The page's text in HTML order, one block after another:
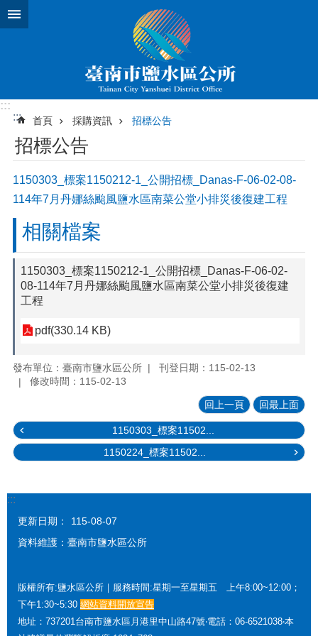
跳到主要內容區塊
:::
:::
首頁 採購資訊 招標公告
招標公告
1150303_標案1150212-1_公開招標_Danas-F-06-02-08-
114年7月丹娜絲颱風鹽水區南菜公堂小排災後復建工程
相關檔案
1150303_標案1150212-1_公開招標_Danas-F-06-02-
08-114年7月丹娜絲颱風鹽水區南菜公堂小排災後復建
工程
pdf(330.14 KB)
發布單位：臺南市鹽水區公所
刊登日期：115-02-13
修改時間：115-02-13
回上一頁 回最上面
1150303_標案11502...
1150224_標案11502...
:::
更新日期：
115-08-07
資料維護：臺南市鹽水區公所
版權所有:鹽水區公所｜服務時間:星期一至星期五 上午8:00~12:00；
下午1:30~5:30 網站資料開放宣告
地址：737201台南市鹽水區月港里中山路47號‧電話：06-6521038‧本